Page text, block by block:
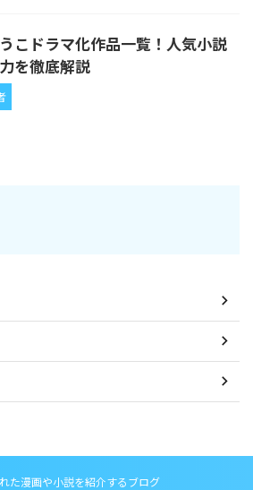
こドラマ化作品一覧！人気小説
を徹底解説
た漫画や小説を紹介するブログ